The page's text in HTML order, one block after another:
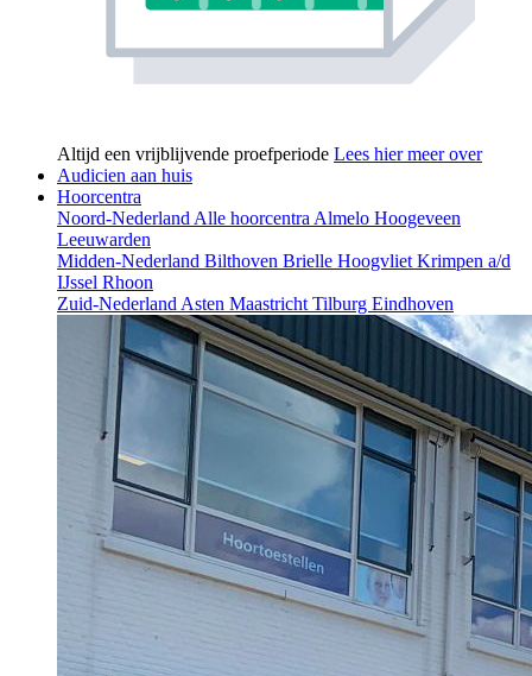
Altijd een vrijblijvende proefperiode Lees hier meer over
Audicien aan huis
Hoorcentra
Noord-Nederland Alle hoorcentra Almelo Hoogeveen
Leeuwarden
Midden-Nederland Bilthoven Brielle Hoogvliet Krimpen a/d
IJssel Rhoon
Zuid-Nederland Asten Maastricht Tilburg Eindhoven